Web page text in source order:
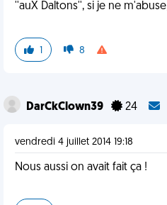
''auX Daltons'', si je ne m'abuse)
1 8
DarCkClown39 24
vendredi 4 juillet 2014 19:18
Nous aussi on avait fait ça !